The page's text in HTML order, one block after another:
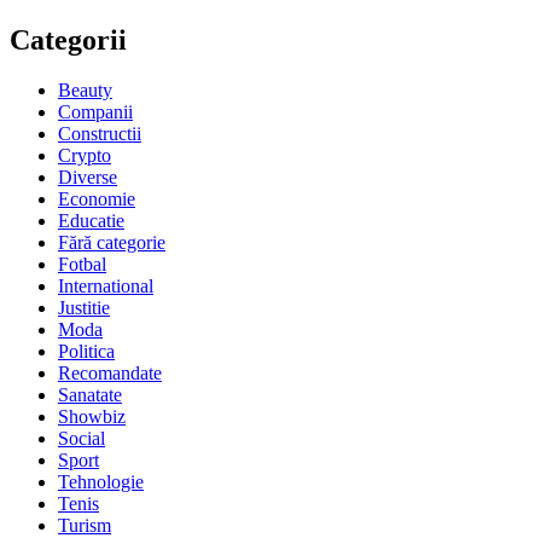
Categorii
Beauty
Companii
Constructii
Crypto
Diverse
Economie
Educatie
Fără categorie
Fotbal
International
Justitie
Moda
Politica
Recomandate
Sanatate
Showbiz
Social
Sport
Tehnologie
Tenis
Turism